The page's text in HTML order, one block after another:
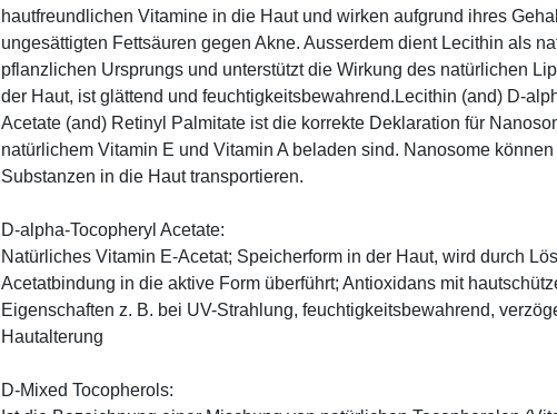
hautfreundlichen Vitamine in die Haut und wirken aufgrund ihres
ungesättigten Fettsäuren gegen Akne. Ausserdem dient Lecithin als
pflanzlichen Ursprungs und unterstützt die Wirkung des natürlichen
der Haut, ist glättend und feuchtigkeitsbewahrend.Lecithin (and) D-
Acetate (and) Retinyl Palmitate ist die korrekte Deklaration für
natürlichem Vitamin E und Vitamin A beladen sind. Nanosome
Substanzen in die Haut transportieren.
D-alpha-Tocopheryl Acetate:
Natürliches Vitamin E-Acetat; Speicherform in der Haut, wird durch
Acetatbindung in die aktive Form überführt; Antioxidans mit
Eigenschaften z. B. bei UV-Strahlung, feuchtigkeitsbewahrend,
Hautalterung
D-Mixed Tocopherols: